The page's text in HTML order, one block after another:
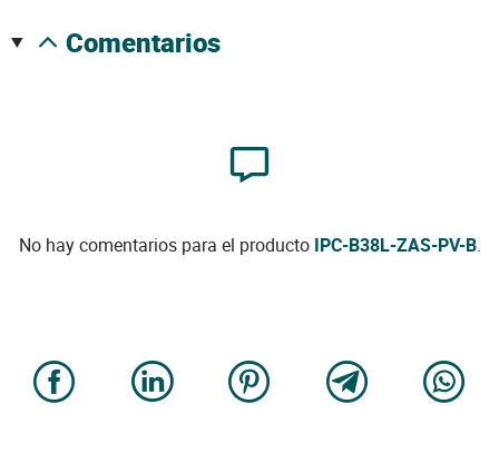
comentarios
No hay comentarios para el producto IPC-B38L-ZAS-PV-B.